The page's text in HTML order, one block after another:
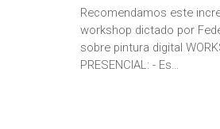
Recomendamos este
workshop dictado por
sobre pintura digital
PRESENCIAL: - Es…